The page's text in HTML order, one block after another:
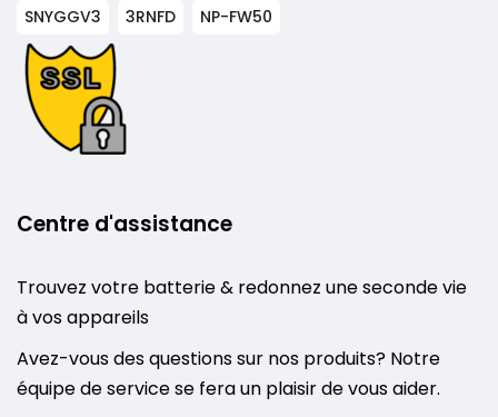
SNYGGV3
3RNFD NP-FW50
Centre d'assistance
Trouvez votre batterie & redonnez une seconde vie
à vos appareils
Avez-vous des questions sur nos produits? Notre
équipe de service se fera un plaisir de vous aider.